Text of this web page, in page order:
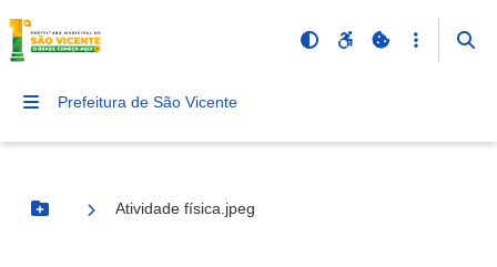
Prefeitura de São Vicente
Botão Menu
Atividade física.jpeg